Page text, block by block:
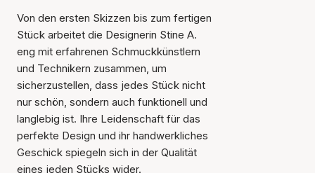
Von den ersten Skizzen bis zum fertigen
Stück arbeitet die Designerin Stine A.
eng mit erfahrenen Schmuckkünstlern
und Technikern zusammen, um
sicherzustellen, dass jedes Stück nicht
nur schön, sondern auch funktionell und
langlebig ist. Ihre Leidenschaft für das
perfekte Design und ihr handwerkliches
Geschick spiegeln sich in der Qualität
eines jeden Stücks wider.